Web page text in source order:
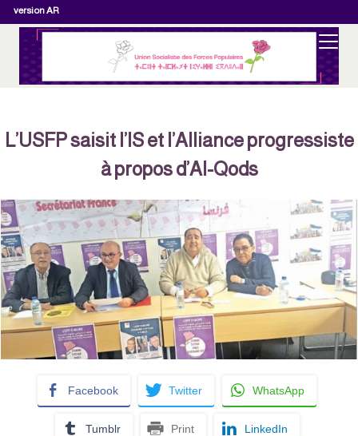
version AR
L’USFP saisit l’IS et l’Alliance progressiste
à propos d’Al-Qods
Facebook Twitter WhatsApp
Tumblr Print LinkedIn